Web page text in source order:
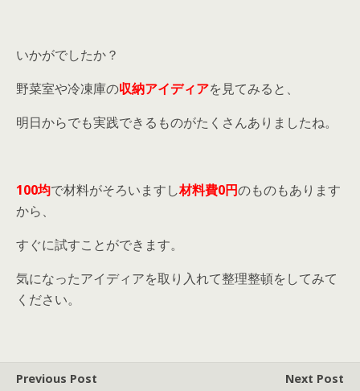
いかがでしたか？
野菜室や冷凍庫の収納アイディアを見てみると、
明日からでも実践できるものがたくさんありましたね。
100均で材料がそろいますし材料費0円のものもあります
から、
すぐに試すことができます。
気になったアイディアを取り入れて整理整頓をしてみて
ください。
Previous Post
Next Post